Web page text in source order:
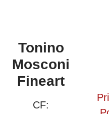
Tonino
Mosconi
Fineart
CF: